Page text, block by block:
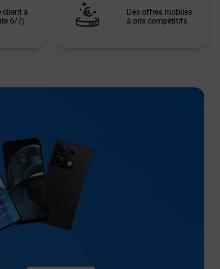
client à
6/7j
Des offres mobiles
à prix compétitifs